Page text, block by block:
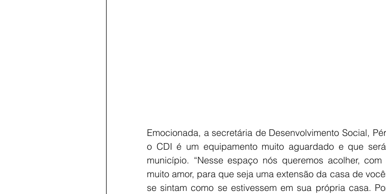
Emocionada, a secretária de Desenvolvimento Social,
o CDI é um equipamento muito aguardado e que
município. “Nesse espaço nós queremos acolher,
muito amor, para que seja uma extensão da casa de
se sintam como se estivessem em sua própria casa.